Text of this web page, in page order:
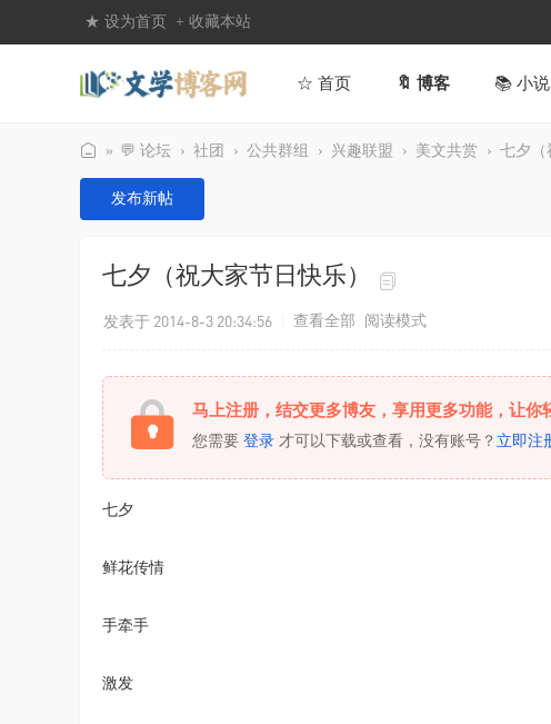
★ 设为首页 + 收藏本站
☆ 首页 🔖 博客 📚︎ 小说
文
学
» 💬 论坛 › 社团 › 公共群组 › 兴趣联盟 › 美文共赏 › 七夕（
发布新帖
七夕（祝大家节日快乐）
发表于 2014-8-3 20:34:56 查看全部 阅读模式
马上注册，结交更多博友，享用更多功能，让你
您需要 登录 才可以下载或查看，没有账号？ 立即注
七夕
鲜花传情
手牵手
激发